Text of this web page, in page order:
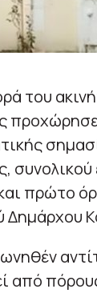
του
προχώρησε
πρώτο
Δημάρχου
από